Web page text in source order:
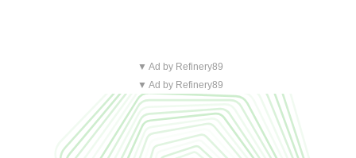
▼ Ad by Refinery89
▼ Ad by Refinery89